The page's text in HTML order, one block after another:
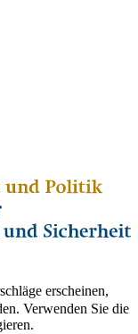
erscheinen,
Verwenden Sie die